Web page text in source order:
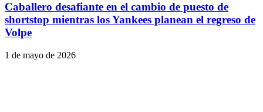
Caballero desafiante en el cambio de puesto de
shortstop mientras los Yankees planean el regreso de
Volpe
1 de mayo de 2026